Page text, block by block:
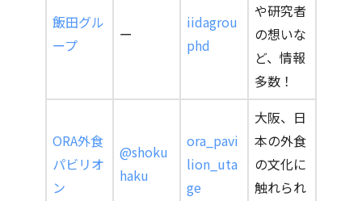
飯田グル
ープ
ー
iidagrou
phd
や研究者
の想いな
ど、情報
多数！
ORA外食
パビリオ
ン
@shoku
haku
ora_pavi
lion_uta
ge
大阪、日
本の外食
の文化に
触れられ